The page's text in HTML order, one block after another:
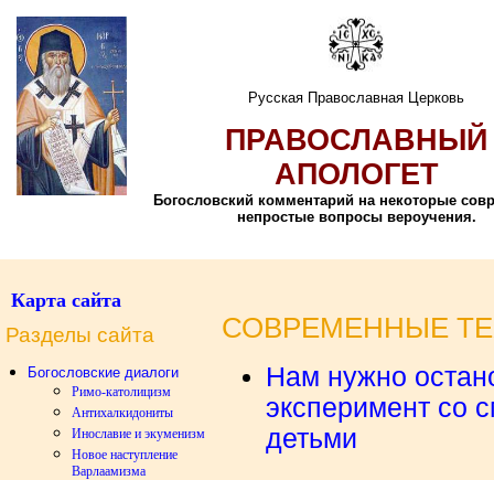
Русская Православная Церковь
ПРАВОСЛАВНЫЙ
АПОЛОГЕТ
Богословский комментарий на некоторые
непростые вопросы вероучения.
Карта сайта
Разделы сайта
Богословские диалоги
Римо-католицизм
Антихалкидониты
Инославие и экуменизм
Новое наступление
Варлаамизма
СОВРЕМЕННЫЕ
Нам нужно
эксперимент со
детьми